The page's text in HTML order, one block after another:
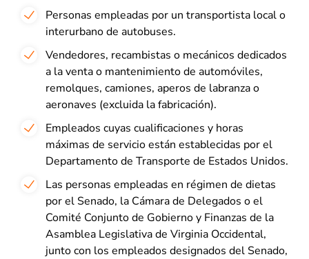
Personas empleadas por un transportista local o
interurbano de autobuses.
Vendedores, recambistas o mecánicos dedicados
a la venta o mantenimiento de automóviles,
remolques, camiones, aperos de labranza o
aeronaves (excluida la fabricación).
Empleados cuyas cualificaciones y horas
máximas de servicio están establecidas por el
Departamento de Transporte de Estados Unidos.
Las personas empleadas en régimen de dietas
por el Senado, la Cámara de Delegados o el
Comité Conjunto de Gobierno y Finanzas de la
Asamblea Legislativa de Virginia Occidental,
junto con los empleados designados del Senado,